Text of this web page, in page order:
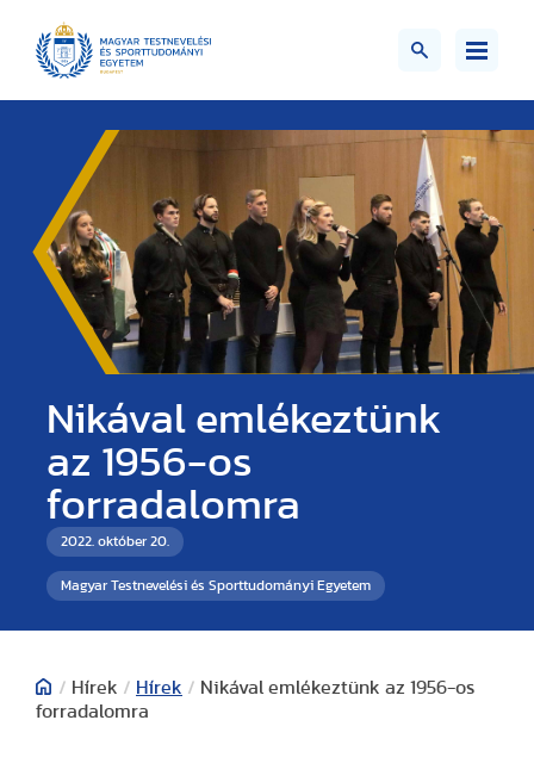
Nikával emlékeztünk
az 1956-os
forradalomra
2022. október 20.
Magyar Testnevelési és Sporttudományi Egyetem
/ Hírek / Hírek / Nikával emlékeztünk az 1956-os
forradalomra